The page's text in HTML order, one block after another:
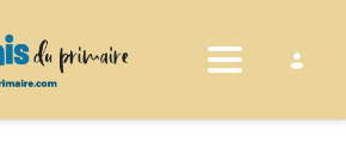
Toggle